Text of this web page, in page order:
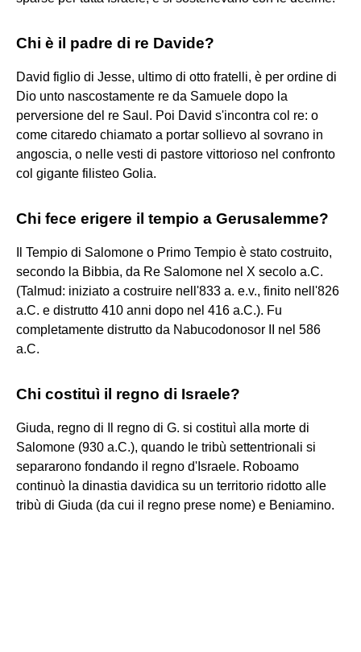
Chi è il padre di re Davide?
David figlio di Jesse, ultimo di otto fratelli, è per ordine di
Dio unto nascostamente re da Samuele dopo la
perversione del re Saul. Poi David s'incontra col re: o
come citaredo chiamato a portar sollievo al sovrano in
angoscia, o nelle vesti di pastore vittorioso nel confronto
col gigante filisteo Golia.
Chi fece erigere il tempio a Gerusalemme?
Il Tempio di Salomone o Primo Tempio è stato costruito,
secondo la Bibbia, da Re Salomone nel X secolo a.C.
(Talmud: iniziato a costruire nell'833 a. e.v., finito nell'826
a.C. e distrutto 410 anni dopo nel 416 a.C.). Fu
completamente distrutto da Nabucodonosor II nel 586
a.C.
Chi costituì il regno di Israele?
Giuda, regno di Il regno di G. si costituì alla morte di
Salomone (930 a.C.), quando le tribù settentrionali si
separarono fondando il regno d'Israele. Roboamo
continuò la dinastia davidica su un territorio ridotto alle
tribù di Giuda (da cui il regno prese nome) e Beniamino.